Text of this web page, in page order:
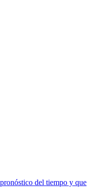
del tiempo y que